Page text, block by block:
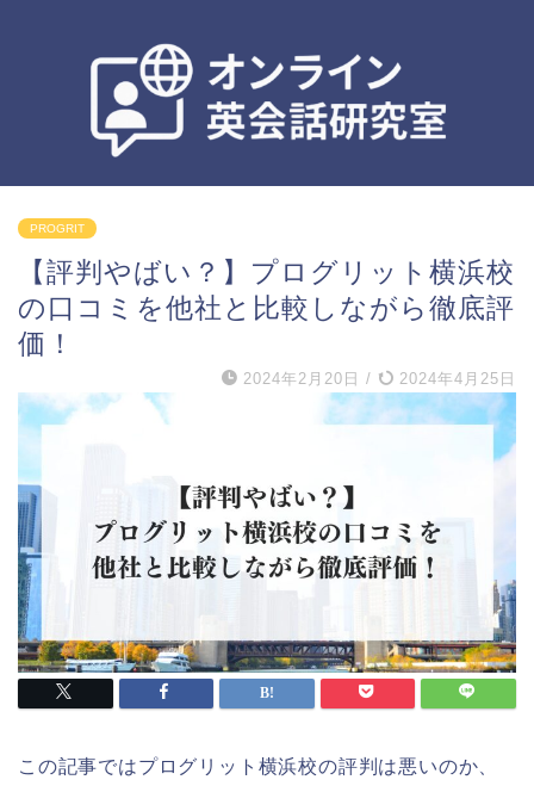
PROGRIT
【評判やばい？】プログリット横浜校
の口コミを他社と比較しながら徹底評
価！
2024年2月20日 / 2024年4月25日
この記事ではプログリット横浜校の評判は悪いのか、